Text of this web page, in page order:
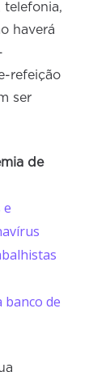
telefonia,
haverá
refeição
ser
de
e
banco de